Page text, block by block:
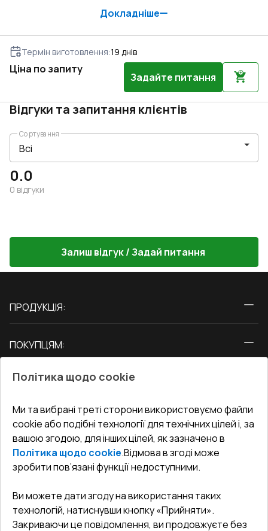
Докладніше
Термін виготовлення:19 днів
Ціна по запиту
Задайте питання
Відгуки та запитання клієнтів
0.0
0 відгуки
Сортування
Залиш відгук / Задай питання
ПРОДУКЦІЯ:
Двері
ПОКУПЦЯМ:
Блог
Адреса гіпермаркета
Як правильно заміряти вікна
СЕРВІС ТА ОБЛУГОВУВАННЯ:
Доставка і Оплата
Гарантія та Сервіс
Повернення товару
Договір публічної оферти
КОНТАКТИ
Офіс:Україна, м. Вінниця, вул. Келецька 60 кв. 61
undefined(undefined)
Політика щодо cookie
Ми та вибрані треті сторони використовуємо файли
cookie або подібні технології для технічних цілей і, за
вашою згодою, для інших цілей, як зазначено в
Політика щодо cookie.Відмова в згоді може
зробити пов’язані функції недоступними.
Ви можете дати згоду на використання таких
технологій, натиснувши кнопку «Прийняти».
Закриваючи це повідомлення, ви продовжуєте без